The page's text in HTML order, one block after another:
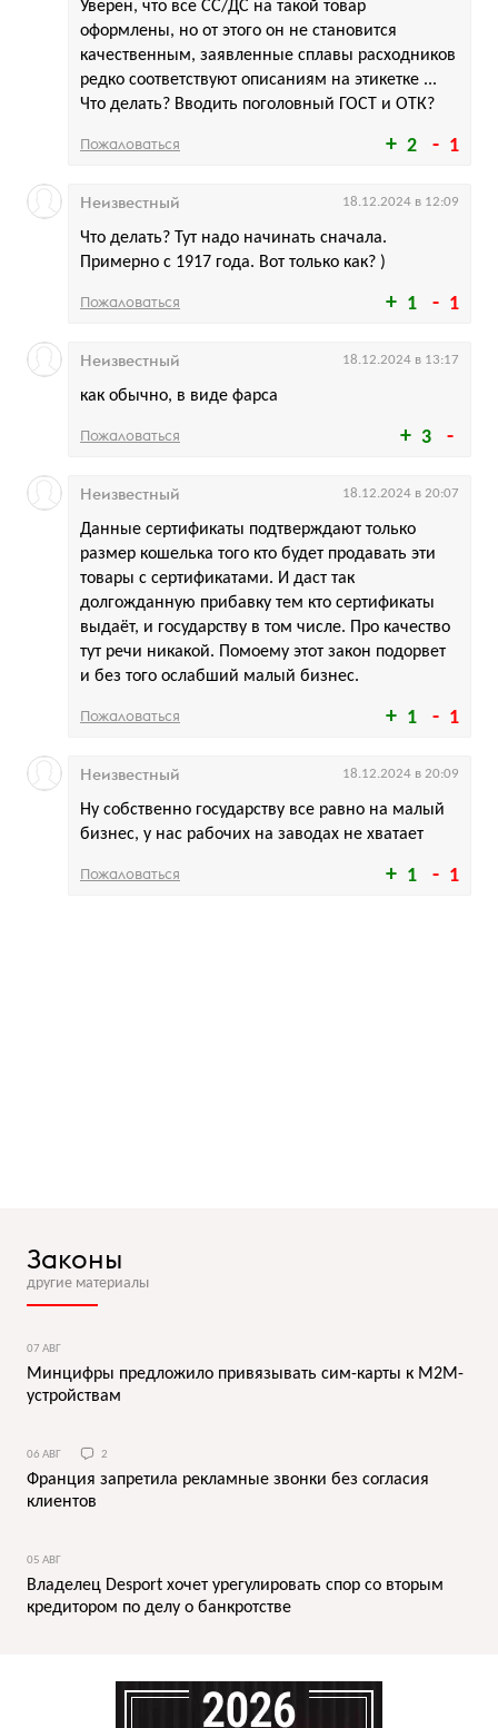
2 1
Уверен, что все СС/ДС на такой товар
оформлены, но от этого он не становится
качественным, заявленные сплавы расходников
редко соответствуют описаниям на этикетке ...
Что делать? Вводить поголовный ГОСТ и ОТК?
Пожаловаться
1 1
Что делать? Тут надо начинать сначала.
Примерно с 1917 года. Вот только как? )
Неизвестный 18.12.2024 в 12:09
Пожаловаться
3
как обычно, в виде фарса
Неизвестный 18.12.2024 в 13:17
Пожаловаться
1 1
Данные сертификаты подтверждают только
размер кошелька того кто будет продавать эти
товары с сертификатами. И даст так
долгожданную прибавку тем кто сертификаты
выдаёт, и государству в том числе. Про качество
тут речи никакой. Помоему этот закон подорвет
и без того ослабший малый бизнес.
Неизвестный 18.12.2024 в 20:07
Пожаловаться
1 1
Ну собственно государству все равно на малый
бизнес, у нас рабочих на заводах не хватает
Неизвестный 18.12.2024 в 20:09
Пожаловаться
Законы
другие материалы
07 АВГ
Минцифры предложило привязывать сим-карты к M2M-
устройствам
06 АВГ 2
Франция запретила рекламные звонки без согласия
клиентов
05 АВГ
Владелец Desport хочет урегулировать спор со вторым
кредитором по делу о банкротстве